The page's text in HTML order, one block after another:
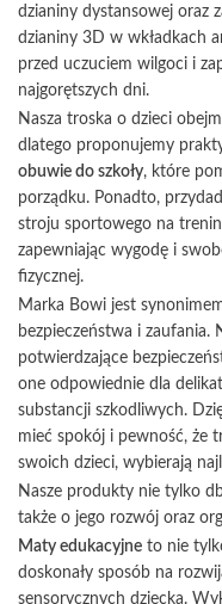
dzianiny dystansowej oraz
dzianiny 3D w wkładkach
przed uczuciem wilgoci i
najgorętszych dni.
Nasza troska o dzieci
dlatego proponujemy
obuwie do szkoły, które
porządku. Ponadto,
stroju sportowego na
zapewniając wygodę i
fizycznej.
Marka Bowi jest
bezpieczeństwa i
potwierdzające
one odpowiednie dla
substancji szkodliwych.
mieć spokój i pewność, że
swoich dzieci, wybierają
Nasze produkty nie tylko
także o jego rozwój oraz
Maty edukacyjne to nie
doskonały sposób na
sensorycznych dziecka.